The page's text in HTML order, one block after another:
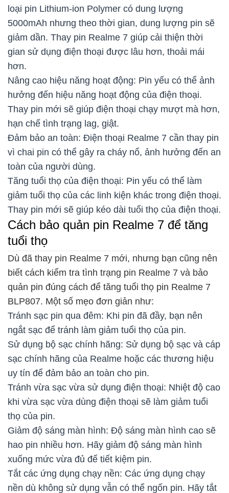
loại pin Lithium-ion Polymer có dung lượng
5000mAh nhưng theo thời gian, dung lượng pin sẽ
giảm dần. Thay pin Realme 7 giúp cải thiện thời
gian sử dụng điện thoại được lâu hơn, thoải mái
hơn.
Nâng cao hiệu năng hoạt động: Pin yếu có thể ảnh
hưởng đến hiệu năng hoạt động của điện thoại.
Thay pin mới sẽ giúp điện thoại chạy mượt mà hơn,
hạn chế tình trạng lag, giật.
Đảm bảo an toàn: Điện thoại Realme 7 cần thay pin
vì chai pin có thể gây ra cháy nổ, ảnh hưởng đến an
toàn của người dùng.
Tăng tuổi thọ của điện thoại: Pin yếu có thể làm
giảm tuổi thọ của các linh kiện khác trong điện thoại.
Thay pin mới sẽ giúp kéo dài tuổi thọ của điện thoại.
Cách bảo quản pin Realme 7 để tăng
tuổi thọ
Dù đã thay pin Realme 7 mới, nhưng bạn cũng nên
biết cách kiểm tra tình trạng pin Realme 7 và bảo
quản pin đúng cách để tăng tuổi thọ pin Realme 7
BLP807. Một số mẹo đơn giản như:
Tránh sạc pin qua đêm: Khi pin đã đầy, bạn nên
ngắt sạc để tránh làm giảm tuổi thọ của pin.
Sử dụng bộ sạc chính hãng: Sử dụng bộ sạc và cáp
sạc chính hãng của Realme hoặc các thương hiệu
uy tín để đảm bảo an toàn cho pin.
Tránh vừa sạc vừa sử dụng điện thoại: Nhiệt độ cao
khi vừa sạc vừa dùng điện thoại sẽ làm giảm tuổi
thọ của pin.
Giảm độ sáng màn hình: Độ sáng màn hình cao sẽ
hao pin nhiều hơn. Hãy giảm độ sáng màn hình
xuống mức vừa đủ để tiết kiệm pin.
Tắt các ứng dụng chạy nền: Các ứng dụng chạy
nền dù không sử dụng vẫn có thể ngốn pin. Hãy tắt